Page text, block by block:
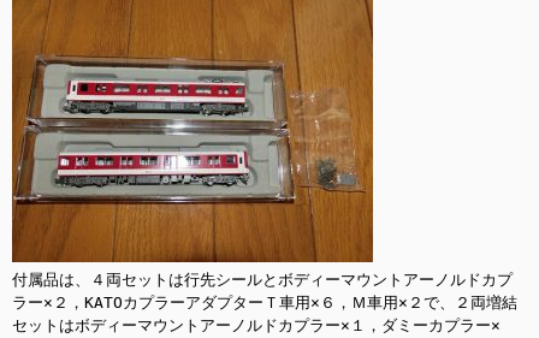
付属品は、４両セットは行先シールとボディーマウントアーノルドカプ
ラー×２，KATOカプラーアダプターＴ車用×６，Ｍ車用×２で、２両増結
セットはボディーマウントアーノルドカプラー×１，ダミーカプラー×